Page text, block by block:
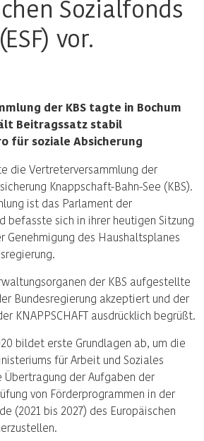
Sozialfonds
(ESF) vor.
der KBS tagte in Bochum
Beitragssatz stabil
für soziale Absicherung
die Vertreterversammlung der
Knappschaft-Bahn-See (KBS).
ist das Parlament der
befasste sich in ihrer heutigen Sitzung
Genehmigung des Haushaltsplanes
der KBS aufgestellte
Bundesregierung akzeptiert und der
KNAPPSCHAFT ausdrücklich begrüßt.
bildet erste Grundlagen ab, um die
für Arbeit und Soziales
Übertragung der Aufgaben der
von Förderprogrammen in der
(2021 bis 2027) des Europäischen